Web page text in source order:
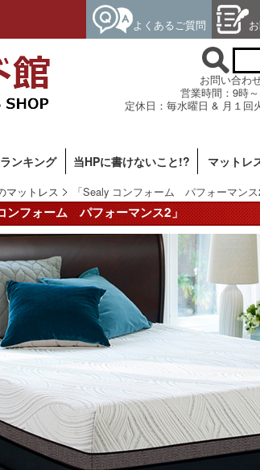
よくあるご質問
お問い合わ
営業時間：9時
定休日：毎水曜日 & 月１回
ンキング 当HPに書けないこと!? マットレ
マットレス 「Sealy コンフォーム パフォーマンス
ンフォーム パフォーマンス2」